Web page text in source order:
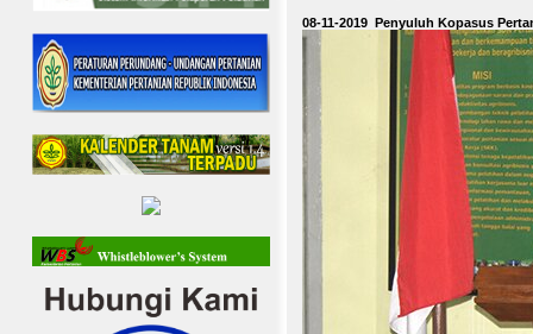
08-11-2019 Penyuluh Kopasus